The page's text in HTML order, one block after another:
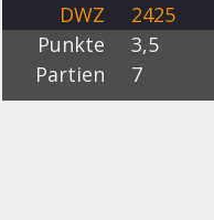
DWZ
2425
Punkte
3,5
Partien
7